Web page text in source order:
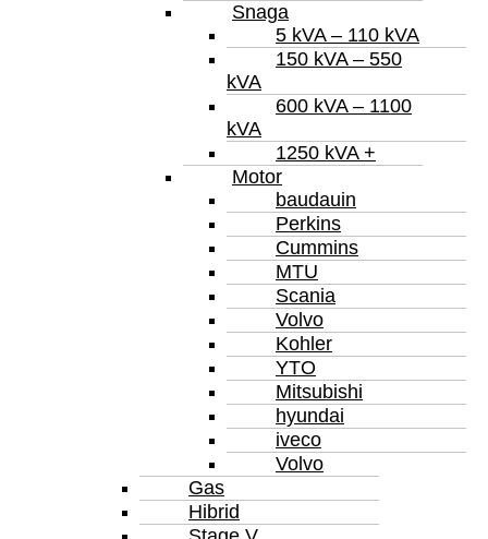
Snaga
5 kVA – 110 kVA
150 kVA – 550
kVA
600 kVA – 1100
kVA
1250 kVA +
Motor
baudauin
Perkins
Cummins
MTU
Scania
Volvo
Kohler
YTO
Mitsubishi
hyundai
iveco
Volvo
Gas
Hibrid